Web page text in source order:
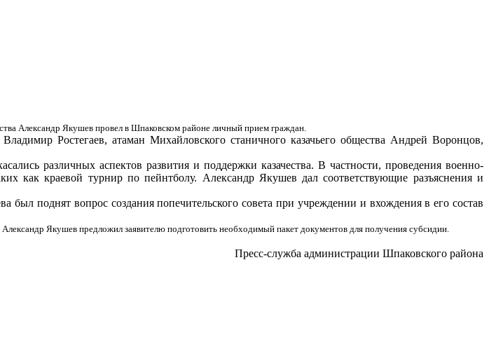
Александр Якушев провел в Шпаковском районе личный прием граждан.
Ростегаев, атаман Михайловского станичного казачьего общества Андрей Воронцов,
различных аспектов развития и поддержки казачества. В частности, проведения военно-
как краевой турнир по пейнтболу. Александр Якушев дал соответствующие разъяснения и
поднят вопрос создания попечительского совета при учреждении и вхождения в его состав
Якушев предложил заявителю подготовить необходимый пакет документов для получения субсидии.
Пресс-служба администрации Шпаковского района